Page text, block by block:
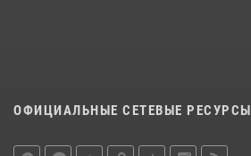
ОФИЦИАЛЬНЫЕ СЕТЕВЫЕ РЕСУРСЫ